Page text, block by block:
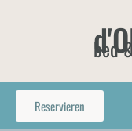
bed
Reservieren